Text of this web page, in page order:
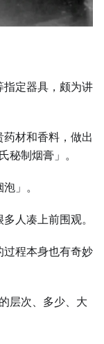
指定器具，颇为讲
材和香料，做出
秘制烟膏」。
」。
人凑上前围观。
过程本身也有奇妙
层次、多少、大